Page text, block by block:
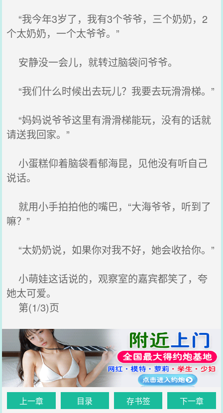
“我今年3岁了，我有3个爷爷，三个奶奶，2
个太奶奶，一个太爷爷。”
安静没一会儿，就转过脑袋问爷爷。
“我们什么时候出去玩儿？我要去玩滑滑梯。”
“妈妈说爷爷这里有滑滑梯能玩，没有的话就
请送我回家。”
小蛋糕仰着脑袋看郁海昆，见他没有听自己
说话。
就用小手拍拍他的嘴巴，“大海爷爷，听到了
嘛？”
“太奶奶说，如果你对我不好，她会收拾你。”
小萌娃这话说的，观察室的嘉宾都笑了，夸
她太可爱。
第(1/3)页
上一章 目录 存书签 下一章